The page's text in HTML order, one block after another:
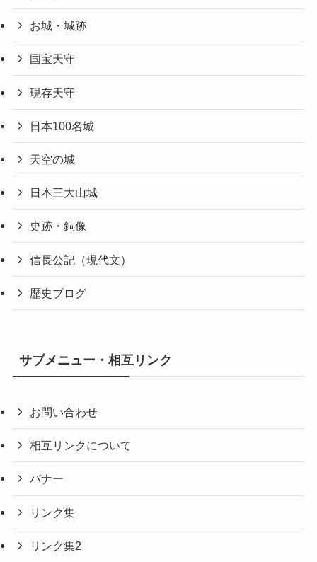
お城・城跡
国宝天守
現存天守
日本100名城
天空の城
日本三大山城
史跡・銅像
信長公記（現代文）
歴史ブログ
サブメニュー・相互リンク
お問い合わせ
相互リンクについて
バナー
リンク集
リンク集2